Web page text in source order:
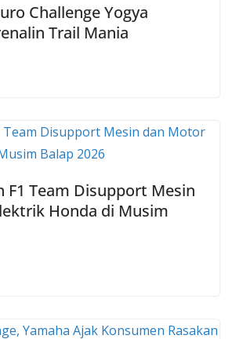
Challenge Yogya
Trail Mania
Team Disupport Mesin
Honda di Musim